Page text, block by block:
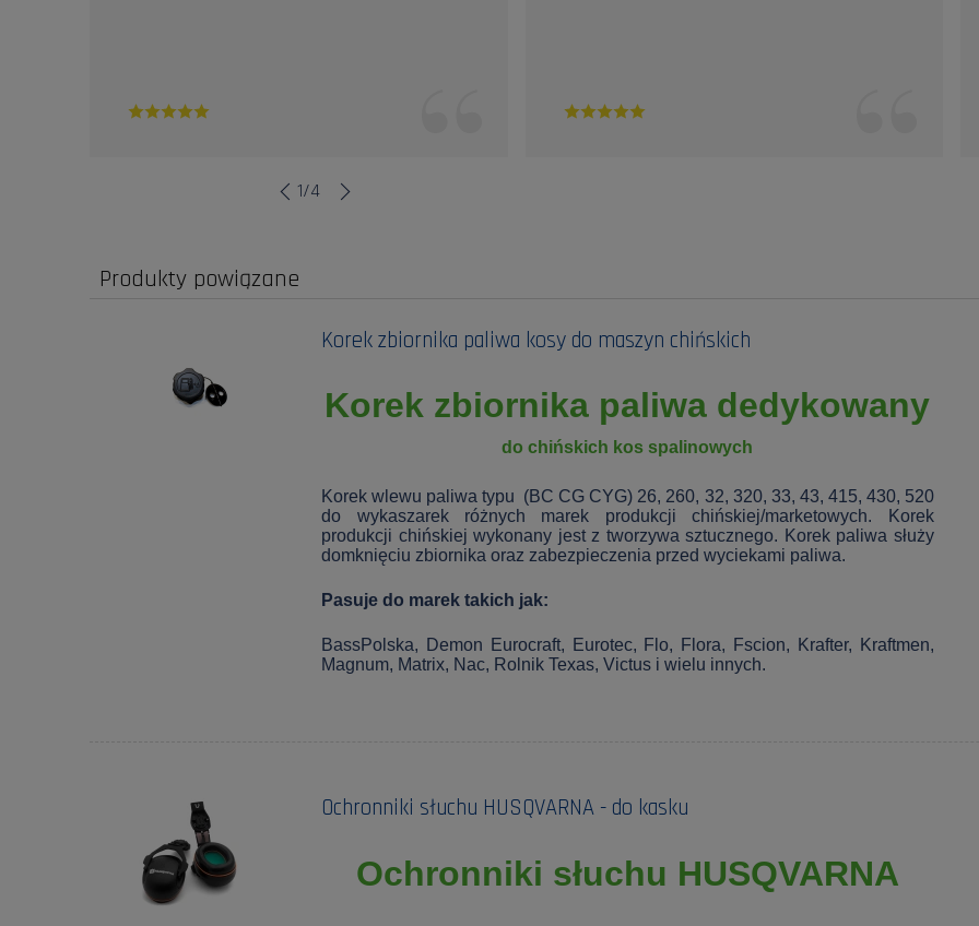
1/4
Produkty powiązane
Korek zbiornika paliwa kosy do maszyn chińskich
Korek zbiornika paliwa dedykowany
do chińskich kos spalinowych
Korek wlewu paliwa typu (BC CG CYG) 26, 260, 32, 320, 33, 43, 415, 430, 520
do wykaszarek różnych marek produkcji chińskiej/marketowych. Korek
produkcji chińskiej wykonany jest z tworzywa sztucznego. Korek paliwa służy
domknięciu zbiornika oraz zabezpieczenia przed wyciekami paliwa.
Pasuje do marek takich jak:
BassPolska, Demon Eurocraft, Eurotec, Flo, Flora, Fscion, Krafter, Kraftmen,
Magnum, Matrix, Nac, Rolnik Texas, Victus i wielu innych.
Ochronniki słuchu HUSQVARNA - do kasku
Ochronniki słuchu HUSQVARNA